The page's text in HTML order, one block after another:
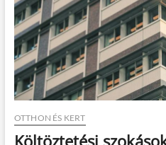
k
l
a
k
b
e
r
e
n
d
e
OTTHON ÉS KERT
Költöztetési